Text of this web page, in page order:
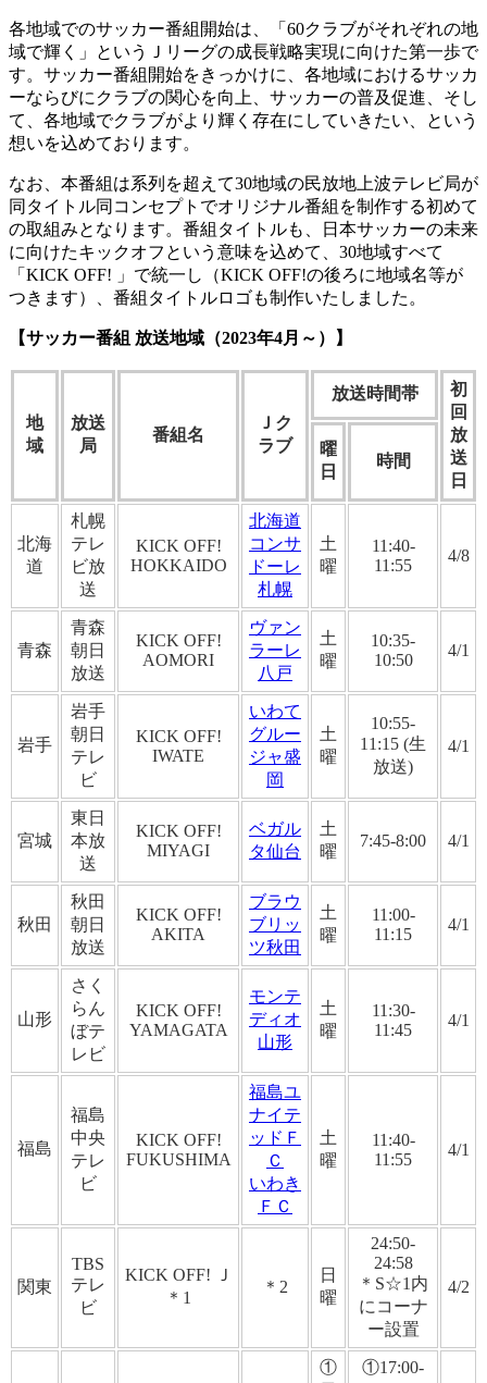
各地域でのサッカー番組開始は、「60クラブがそれぞれの地
域で輝く」というＪリーグの成長戦略実現に向けた第一歩で
す。サッカー番組開始をきっかけに、各地域におけるサッカ
ーならびにクラブの関心を向上、サッカーの普及促進、そし
て、各地域でクラブがより輝く存在にしていきたい、という
想いを込めております。
なお、本番組は系列を超えて30地域の民放地上波テレビ局が
同タイトル同コンセプトでオリジナル番組を制作する初めて
の取組みとなります。番組タイトルも、日本サッカーの未来
に向けたキックオフという意味を込めて、30地域すべて
「KICK OFF! 」で統一し（KICK OFF!の後ろに地域名等が
つきます）、番組タイトルロゴも制作いたしました。
【サッカー番組 放送地域（2023年4月～）】
地
域
放送
局
番組名
Ｊク
ラブ
放送時間帯
初
回
放
送
日
曜
日
時間
北海
道
札幌
テレ
ビ放
送
KICK OFF!
HOKKAIDO
北海道
コンサ
ドーレ
札幌
土
曜
11:40-
11:55
4/8
青森
青森
朝日
放送
KICK OFF!
AOMORI
ヴァン
ラーレ
八戸
土
曜
10:35-
10:50
4/1
岩手
岩手
朝日
テレ
ビ
KICK OFF!
IWATE
いわて
グルー
ジャ盛
岡
土
曜
10:55-
11:15 (生
放送)
4/1
宮城
東日
本放
送
KICK OFF!
MIYAGI
ベガル
タ仙台
土
曜
7:45-8:00 4/1
秋田
秋田
朝日
放送
KICK OFF!
AKITA
ブラウ
ブリッ
ツ秋田
土
曜
11:00-
11:15
4/1
山形
さく
らん
ぼテ
レビ
KICK OFF!
YAMAGATA
モンテ
ディオ
山形
土
曜
11:30-
11:45
4/1
福島
福島
中央
テレ
ビ
KICK OFF!
FUKUSHIMA
福島ユ
ナイテ
ッドＦ
Ｃ
いわき
ＦＣ
土
曜
11:40-
11:55
4/1
関東
TBS
テレ
ビ
KICK OFF! Ｊ
＊1
＊2
日
曜
24:50-
24:58
＊S☆1内
にコーナ
ー設置
4/2
①
①17:00-